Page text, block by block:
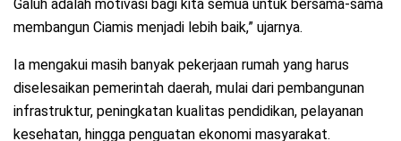
Galuh adalah motivasi bagi kita semua untuk bersama-sama
membangun Ciamis menjadi lebih baik,” ujarnya.
Ia mengakui masih banyak pekerjaan rumah yang harus
diselesaikan pemerintah daerah, mulai dari pembangunan
infrastruktur, peningkatan kualitas pendidikan, pelayanan
kesehatan, hingga penguatan ekonomi masyarakat.